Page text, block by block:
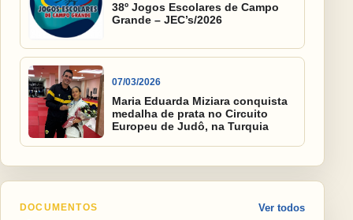
38º Jogos Escolares de Campo
Grande – JEC’s/2026
07/03/2026
Maria Eduarda Miziara conquista
medalha de prata no Circuito
Europeu de Judô, na Turquia
DOCUMENTOS Ver todos